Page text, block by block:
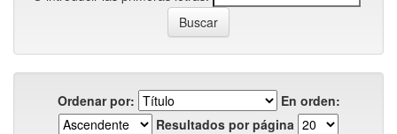
Ordenar por:
En orden:
Resultados por página